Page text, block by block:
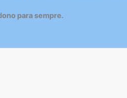
para sempre.